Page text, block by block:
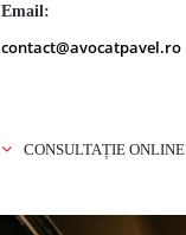
Email:
contact@avocatpavel.ro
CONSULTAȚIE ONLINE